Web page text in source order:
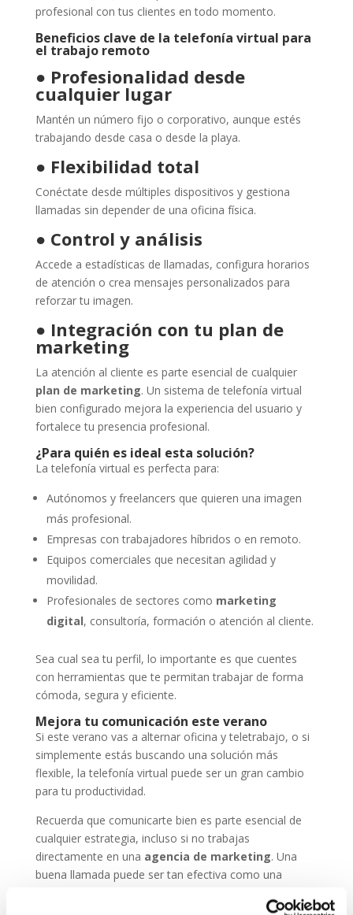
profesional con tus clientes en todo momento.
Beneficios clave de la telefonía virtual para
el trabajo remoto
● Profesionalidad desde
cualquier lugar
Mantén un número fijo o corporativo, aunque estés
trabajando desde casa o desde la playa.
● Flexibilidad total
Conéctate desde múltiples dispositivos y gestiona
llamadas sin depender de una oficina física.
● Control y análisis
Accede a estadísticas de llamadas, configura horarios
de atención o crea mensajes personalizados para
reforzar tu imagen.
● Integración con tu plan de
marketing
La atención al cliente es parte esencial de cualquier
plan de marketing. Un sistema de telefonía virtual
bien configurado mejora la experiencia del usuario y
fortalece tu presencia profesional.
¿Para quién es ideal esta solución?
La telefonía virtual es perfecta para:
Autónomos y freelancers que quieren una imagen
más profesional.
Empresas con trabajadores híbridos o en remoto.
Equipos comerciales que necesitan agilidad y
movilidad.
Profesionales de sectores como marketing
digital, consultoría, formación o atención al cliente.
Sea cual sea tu perfil, lo importante es que cuentes
con herramientas que te permitan trabajar de forma
cómoda, segura y eficiente.
Mejora tu comunicación este verano
Si este verano vas a alternar oficina y teletrabajo, o si
simplemente estás buscando una solución más
flexible, la telefonía virtual puede ser un gran cambio
para tu productividad.
Recuerda que comunicarte bien es parte esencial de
cualquier estrategia, incluso si no trabajas
directamente en una agencia de marketing. Una
buena llamada puede ser tan efectiva como una